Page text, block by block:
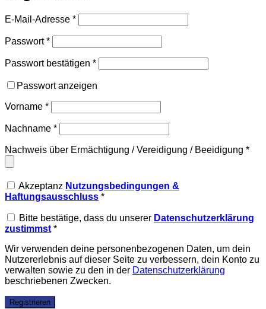
E-Mail-Adresse *
Passwort*
Passwort bestätigen *
Passwort anzeigen
Vorname *
Nachname *
Nachweis über Ermächtigung / Vereidigung / Beeidigung *
Akzeptanz Nutzungsbedingungen &
Haftungsausschluss *
Bitte bestätige, dass du unserer Datenschutzerklärung
zustimmst *
Wir verwenden deine personenbezogenen Daten, um dein
Nutzererlebnis auf dieser Seite zu verbessern, dein Konto zu
verwalten sowie zu den in der Datenschutzerklärung
beschriebenen Zwecken.
Registrieren